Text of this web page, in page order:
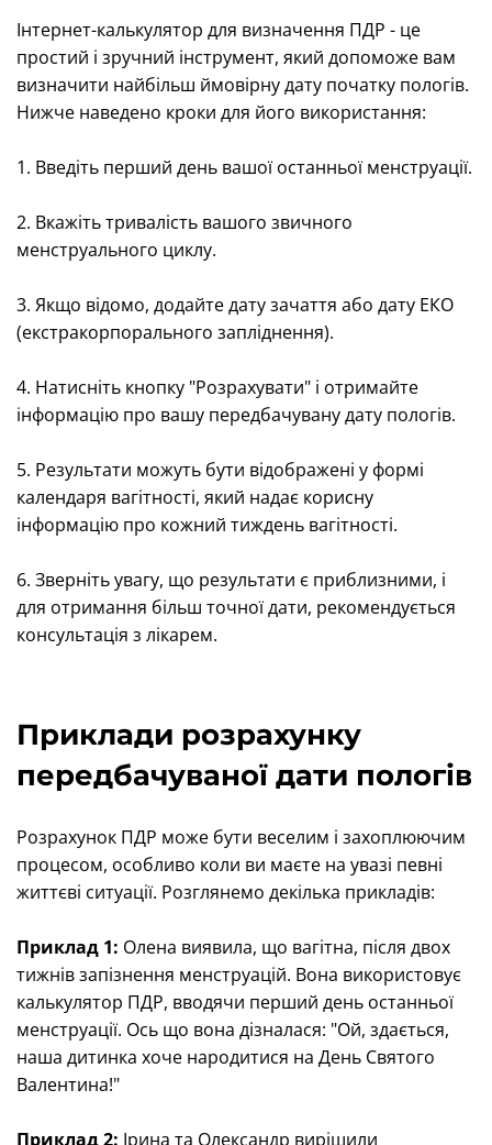
Інтернет-калькулятор для визначення ПДР - це
простий і зручний інструмент, який допоможе вам
визначити найбільш ймовірну дату початку пологів.
Нижче наведено кроки для його використання:
1. Введіть перший день вашої останньої менструації.
2. Вкажіть тривалість вашого звичного
менструального циклу.
3. Якщо відомо, додайте дату зачаття або дату ЕКО
(екстракорпорального запліднення).
4. Натисніть кнопку "Розрахувати" і отримайте
інформацію про вашу передбачувану дату пологів.
5. Результати можуть бути відображені у формі
календаря вагітності, який надає корисну
інформацію про кожний тиждень вагітності.
6. Зверніть увагу, що результати є приблизними, і
для отримання більш точної дати, рекомендується
консультація з лікарем.
Приклади розрахунку
передбачуваної дати пологів
Розрахунок ПДР може бути веселим і захоплюючим
процесом, особливо коли ви маєте на увазі певні
життєві ситуації. Розглянемо декілька прикладів:
Приклад 1: Олена виявила, що вагітна, після двох
тижнів запізнення менструацій. Вона використовує
калькулятор ПДР, вводячи перший день останньої
менструації. Ось що вона дізналася: "Ой, здається,
наша дитинка хоче народитися на День Святого
Валентина!"
Приклад 2: Ірина та Олександр вирішили